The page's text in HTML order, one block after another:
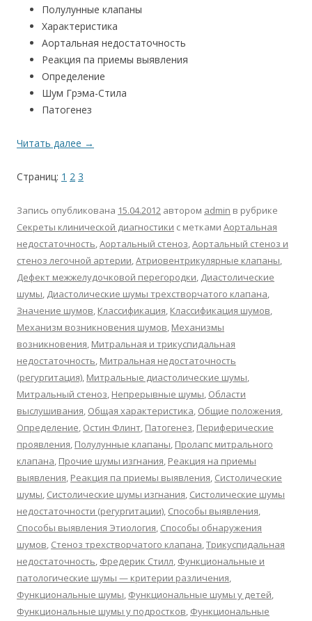
Полулунные клапаны
Характеристика
Аортальная недостаточность
Реакция па приемы выявления
Определение
Шум Грэма-Стила
Патогенез
Читать далее →
Страниц: 1 2 3
Запись опубликована 15.04.2012 автором admin в рубрике
Секреты клинической диагностики с метками Аортальная
недостаточность,Аортальный стеноз,Аортальный стеноз и
стеноз легочной артерии,Атриовентрикулярные клапаны,
Дефект межжелудочковой перегородки, Диастолические
шумы, Диастолические шумы трехстворчатого клапана,
Значение шумов, Классификация, Классификация шумов,
Механизм возникновения шумов, Механизмы
возникновения, Митральная и трикуспидальная
недостаточность, Митральная недостаточность
(регургитация), Митральные диастолические шумы,
Митральный стеноз, Непрерывные шумы, Области
выслушивания, Общая характеристика, Общие положения,
Определение, Остин Флинт, Патогенез, Периферические
проявления, Полулунные клапаны, Пролапс митрального
клапана, Прочие шумы изгнания, Реакция на приемы
выявления, Реакция па приемы выявления, Систолические
шумы, Систолические шумы изгнания, Систолические шумы
недостаточности (регургитации), Способы выявления,
Способы выявления Этиология, Способы обнаружения
шумов, Стеноз трехстворчатого клапана,Трикуспидальная
недостаточность, Фредерик Стилл, Функциональные и
патологические шумы — критерии различения,
Функциональные шумы, Функциональные шумы у детей,
Функциональные шумы у подростков, Функциональные